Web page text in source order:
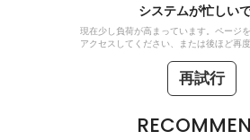
システムが忙しい
現在少し負荷が高まっています。ページ
アクセスしてください、または後ほど再
再試行